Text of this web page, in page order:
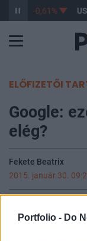
Portfolio - Do
363,17 -0,61%
ELŐFIZETŐI
Google:
elég?
Fekete Beatrix
2015. január 30.
Kétszámjegyű
negyedik